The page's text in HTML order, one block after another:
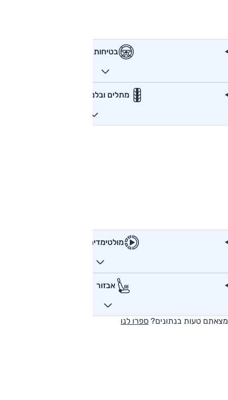
בטיחות
מתלים ובלמים
מולטימדיה
אבזור
מצאתם טעות בנתונים? ספרו לנו